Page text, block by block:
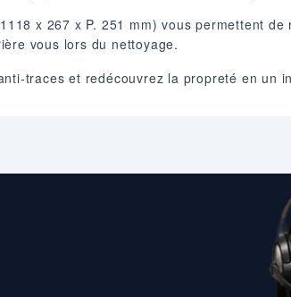
x 267 x P. 251 mm) vous permettent
vous lors du nettoyage.
traces et redécouvrez la propreté en un